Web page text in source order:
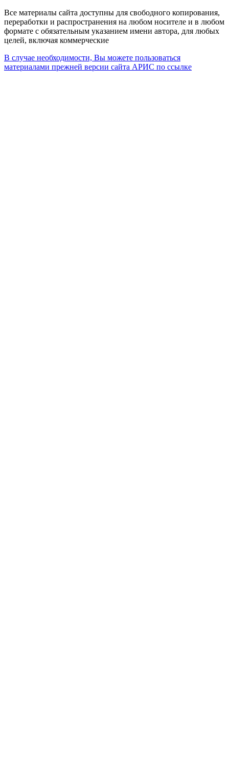
Все материалы сайта доступны для свободного копирования,
переработки и распространения на любом носителе и в любом
формате с обязательным указанием имени автора, для любых
целей, включая коммерческие
В случае необходимости, Вы можете пользоваться
материалами прежней версии сайта АРИС по ссылке